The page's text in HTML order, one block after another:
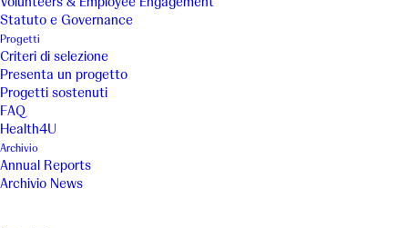
Statuto e Governance
Progetti
Criteri di selezione
Presenta un progetto
Progetti sostenuti
FAQ
Health4U
Archivio
Annual Reports
Archivio News
Ammalati Lourdes e
Santuari Internazionali)
Doccia barella per allettati